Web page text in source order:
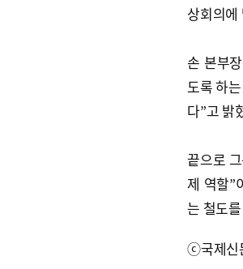
상회의에
손 본부
도록 하
다”고 밝
끝으로
제 역할”
는 철도
ⓒ국제신